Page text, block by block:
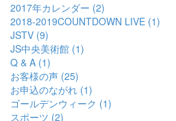
2017年カレンダー (2)
2018-2019COUNTDOWN LIVE (1)
JSTV (9)
JS中央美術館 (1)
Q & A (1)
お客様の声 (25)
お申込のながれ (1)
ゴールデンウィーク (1)
スポーツ (2)